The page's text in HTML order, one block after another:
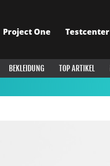
Project One Testcenter
BEKLEIDUNG TOP ARTIKEL